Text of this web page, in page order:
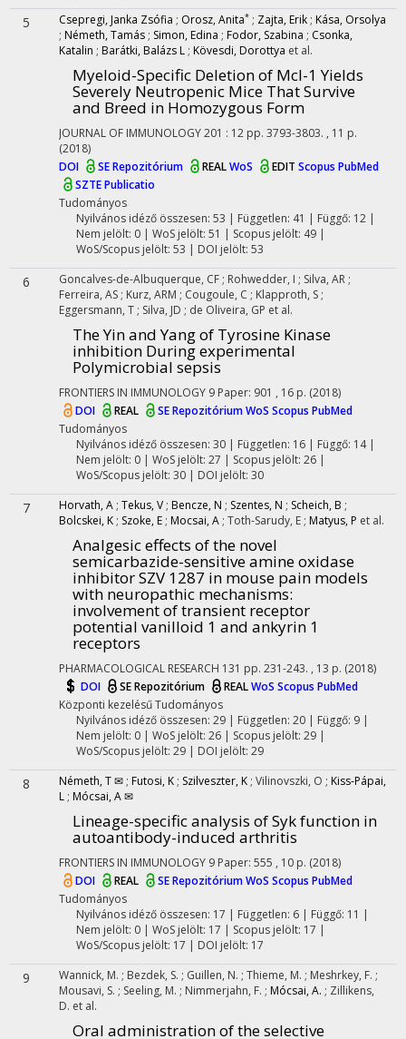
5 Csepregi, Janka Zsófia ; Orosz, Anita* ; Zajta, Erik ; Kása, Orsolya
; Németh, Tamás ; Simon, Edina ; Fodor, Szabina ; Csonka,
Katalin ; Barátki, Balázs L ; Kövesdi, Dorottya et al.
Myeloid-Specific Deletion of Mcl-1 Yields
Severely Neutropenic Mice That Survive
and Breed in Homozygous Form
JOURNAL OF IMMUNOLOGY201 : 12 pp. 3793-3803. , 11 p.
(2018)
DOI
SE Repozitórium REALWoS EDIT Scopus PubMed
SZTE Publicatio
Tudományos
Nyilvános idéző összesen: 53 | Független: 41 | Függő: 12 |
Nem jelölt: 0 | WoS jelölt: 51 | Scopus jelölt: 49 |
WoS/Scopus jelölt: 53 | DOI jelölt: 53
6 Goncalves-de-Albuquerque, CF ; Rohwedder, I ; Silva, AR ;
Ferreira, AS ; Kurz, ARM ; Cougoule, C ; Klapproth, S ;
Eggersmann, T ; Silva, JD ; de Oliveira, GP et al.
The Yin and Yang of Tyrosine Kinase
inhibition During experimental
Polymicrobial sepsis
FRONTIERS IN IMMUNOLOGY 9 Paper: 901 , 16 p. (2018)
DOI
REAL SE RepozitóriumWoS Scopus PubMed
Tudományos
Nyilvános idéző összesen: 30| Független: 16 | Függő: 14 |
Nem jelölt: 0 | WoS jelölt: 27 | Scopus jelölt: 26 |
WoS/Scopus jelölt: 30 | DOI jelölt: 30
7 Horvath, A ; Tekus, V ; Bencze, N ; Szentes, N ; Scheich, B ;
Bolcskei, K ; Szoke, E ; Mocsai, A ; Toth-Sarudy, E ; Matyus, P et al.
Analgesic effects of the novel
semicarbazide-sensitive amine oxidase
inhibitor SZV 1287 in mouse pain models
with neuropathic mechanisms:
involvement of transient receptor
potential vanilloid 1 and ankyrin 1
receptors
PHARMACOLOGICAL RESEARCH 131 pp. 231-243. , 13 p. (2018)
DOI
SE Repozitórium REALWoS Scopus PubMed
Központi kezelésűTudományos
Nyilvános idéző összesen: 29| Független: 20 | Függő: 9 |
Nem jelölt: 0 | WoS jelölt: 26 | Scopus jelölt: 29 |
WoS/Scopus jelölt: 29 | DOI jelölt: 29
8 Németh, T ✉ ; Futosi, K ; Szilveszter, K ; Vilinovszki, O ; Kiss-Pápai,
L ; Mócsai, A ✉
Lineage-specific analysis of Syk function in
autoantibody-induced arthritis
FRONTIERS IN IMMUNOLOGY 9 Paper: 555 , 10 p. (2018)
DOI
REAL SE RepozitóriumWoS Scopus PubMed
Tudományos
Nyilvános idéző összesen: 17 | Független: 6 | Függő: 11 |
Nem jelölt: 0 | WoS jelölt: 17 | Scopus jelölt: 17 |
WoS/Scopus jelölt: 17 | DOI jelölt: 17
9 Wannick, M. ; Bezdek, S. ; Guillen, N. ; Thieme, M. ; Meshrkey, F. ;
Mousavi, S. ; Seeling, M. ; Nimmerjahn, F. ; Mócsai, A. ; Zillikens,
D. et al.
Oral administration of the selective